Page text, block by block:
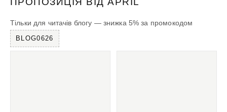
Тільки для читачів блогу — знижка 5% за промокодом
BLOG0626